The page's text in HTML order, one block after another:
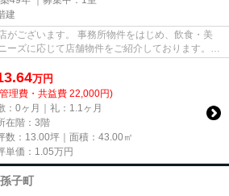
建
がございます。 事務所物件をはじめ、飲食・美
ーズに応じて店舗物件をご紹介しております。
...
万円
理費・共益費 22,000円)
：0ヶ月｜礼：1.1ヶ月
在階：3階
数：13.00坪｜面積：43.00㎡
単価： 1.05万円
子町